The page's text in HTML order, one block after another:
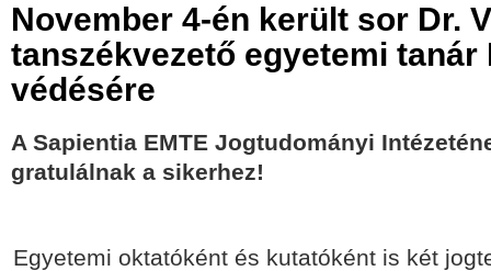
November 4-én került sor Dr.
tanszékvezető egyetemi tanár
védésére
A Sapientia EMTE Jogtudományi
gratulálnak a sikerhez!
Egyetemi oktatóként és kutatóként is két